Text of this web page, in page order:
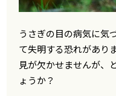
うさぎの目の病気に気
て失明する恐れがあり
見が欠かせませんが、
ょうか？